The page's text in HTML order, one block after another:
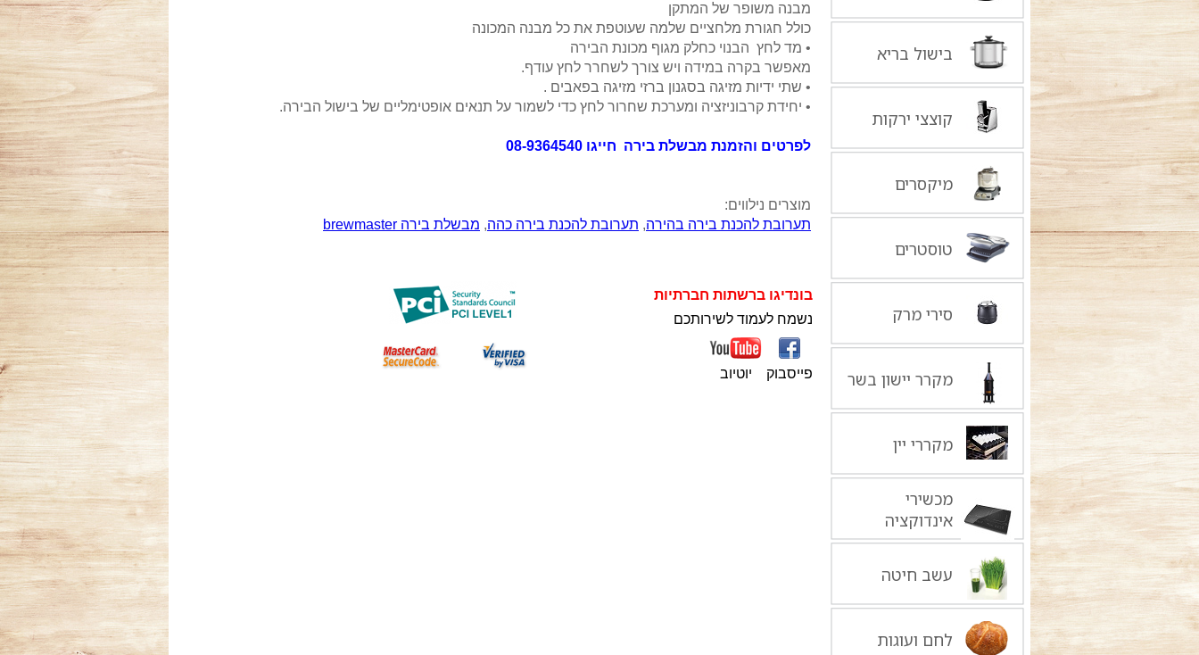
בישול בריא
קוצצי ירקות
מיקסרים
טוסטרים
סירי מרק
מקרר יישון בשר
מקררי יין
מכשירי
אינדוקציה
עשב חיטה
לחם ועוגות
מבנה משופר של המתקן
כולל חגורת מלחציים שלמה שעוטפת את כל מבנה המכונה
• מד לחץ הבנוי כחלק מגוף מכונת הבירה
מאפשר בקרה במידה ויש צורך לשחרר לחץ עודף.
• שתי ידיות מזיגה בסגנון ברזי מזיגה בפאבים .
• יחידת קרבוניזציה ומערכת שחרור לחץ כדי לשמור על תנאים אופטימליים של בישול הבירה.
לפרטים והזמנת מבשלת בירה חייגו 08-9364540
מוצרים נילווים:
תערובת להכנת בירה בהירה, תערובת להכנת בירה כהה, מבשלת בירה brewmaster
בונדיגו ברשתות חברתיות
נשמח לעמוד לשירותכם
פייסבוק יוטיוב